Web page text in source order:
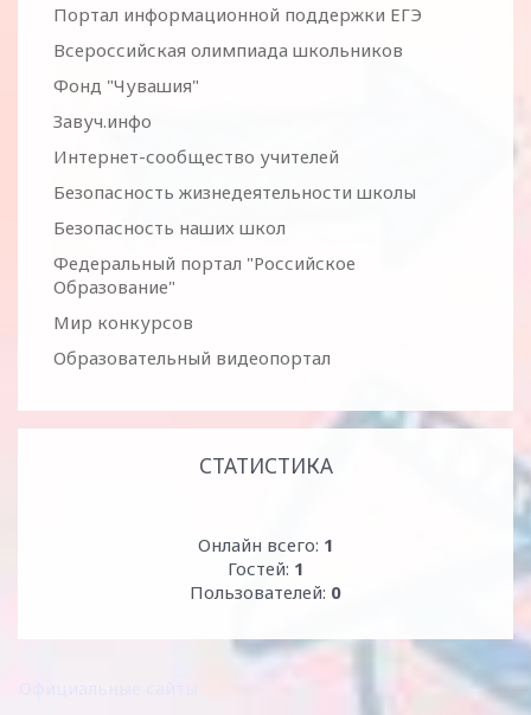
Портал информационной поддержки ЕГЭ
Всероссийская олимпиада школьников
Фонд "Чувашия"
Завуч.инфо
Интернет-сообщество учителей
Безопасность жизнедеятельности школы
Безопасность наших школ
Федеральный портал "Российское
Образование"
Мир конкурсов
Образовательный видеопортал
СТАТИСТИКА
Онлайн всего: 1
Гостей: 1
Пользователей: 0